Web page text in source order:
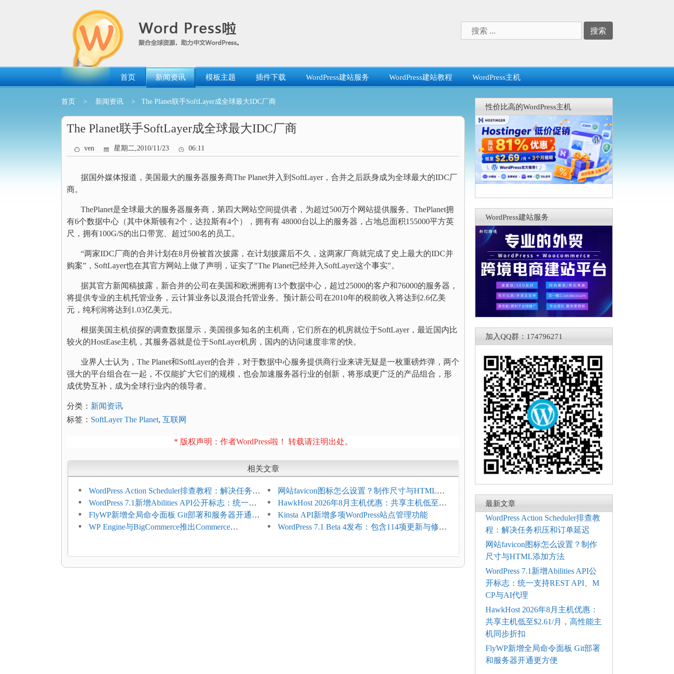
索：
首页 新闻资讯 模板主题 插件下载 WordPress建站服务 WordPress建站教程 WordPress主机
首页 > 新闻资讯 > The Planet联手SoftLayer成全球最大IDC厂商
The Planet联手SoftLayer成全球最大IDC厂商
ven 星期二,2010/11/23 06:11
据国外媒体报道，美国最大的服务器服务商The Planet并入到SoftLayer，合并之后跃身成为全球最大的IDC厂
商。
ThePlanet是全球最大的服务器服务商，第四大网站空间提供者，为超过500万个网站提供服务。ThePlanet拥
有6个数据中心（其中休斯顿有2个，达拉斯有4个），拥有有 48000台以上的服务器，占地总面积155000平方英
尺，拥有100G/S的出口带宽、超过500名的员工。
“两家IDC厂商的合并计划在8月份被首次披露，在计划披露后不久，这两家厂商就完成了史上最大的IDC并
购案”，SoftLayer也在其官方网站上做了声明，证实了"The Planet已经并入SoftLayer这个事实"。
据其官方新闻稿披露，新合并的公司在美国和欧洲拥有13个数据中心，超过25000的客户和76000的服务器，
将提供专业的主机托管业务，云计算业务以及混合托管业务。预计新公司在2010年的税前收入将达到2.6亿美
元，纯利润将达到1.03亿美元。
根据美国主机侦探的调查数据显示，美国很多知名的主机商，它们所在的机房就位于SoftLayer，最近国内比
较火的HostEase主机，其服务器就是位于SoftLayer机房，国内的访问速度非常的快。
业界人士认为，The Planet和SoftLayer的合并，对于数据中心服务提供商行业来讲无疑是一枚重磅炸弹，两个
强大的平台组合在一起，不仅能扩大它们的规模，也会加速服务器行业的创新，将形成更广泛的产品组合，形
成优势互补，成为全球行业内的领导者。
分类： 新闻资讯
标签： SoftLayer The Planet, 互联网
* 版权声明：作者WordPress啦！ 转载请注明出处。
相关文章
WordPress Action Scheduler排查教程：解决任务积
压和订单延迟
网站favicon图标怎么设置？制作尺寸与HTML添
加方法
WordPress 7.1新增Abilities API公开标志：统一支
持REST API、MCP与AI代理
HawkHost 2026年8月主机优惠：共享主机低至
$2.61/月，高性能主机同步折扣
FlyWP新增全局命令面板 Git部署和服务器开通更
方便
Kinsta API新增多项WordPress站点管理功能
WP Engine与BigCommerce推出Commerce
WordPress 7.1 Beta 4发布：包含114项更新与修
性价比高的WordPress主机
WordPress建站服务
加入QQ群：174796271
最新文章
WordPress Action Scheduler排查教
程：解决任务积压和订单延迟
网站favicon图标怎么设置？制作
尺寸与HTML添加方法
WordPress 7.1新增Abilities API公
开标志：统一支持REST API、M
CP与AI代理
HawkHost 2026年8月主机优惠：
共享主机低至$2.61/月，高性能主
机同步折扣
FlyWP新增全局命令面板 Git部署
和服务器开通更方便